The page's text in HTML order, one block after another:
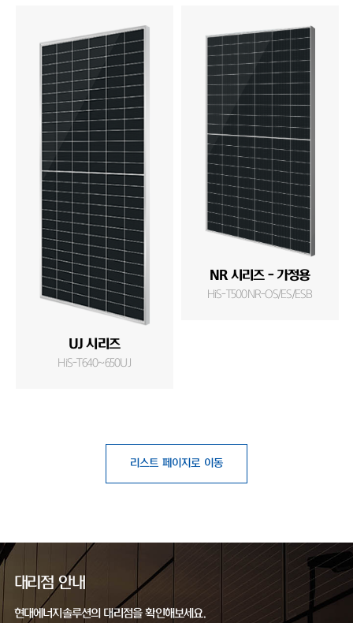
NR 시리즈 - 가정용
HiS-T500NR-OS/ES/ESB
RG-ET 시리즈
HiS-
리스트 페이지로 이동
대리점 안내
현대에너지솔루션의 대리점을 확인해보세요.